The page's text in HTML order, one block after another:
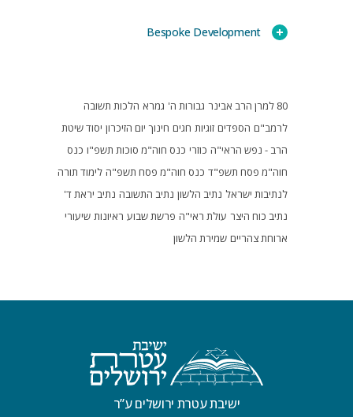
Bespoke Development
80 למרן הרב אבינר גבורות ה' גמרא הלכות תשובה
לרמב"ם הספדים זוגיות חגים חינוך יום הזיכרון יסוד שיטת
הרב - נפש הראי"ה כוזרי כנס חוה"מ סוכות תשפ"ו כנס
חוה"מ פסח תשפ"ד כנס חוה"מ פסח תשפ"ה לימוד תורה
לנתיבות ישראל נתיב הלשון נתיב התשובה נתיב יראת ד'
נתיב כוח היצר עולת ראי"ה פרשת שבוע ראיונות שיעורי
ארוחת צהריים שמירת הלשון
ישיבת עטרת ירושלים ע”ר